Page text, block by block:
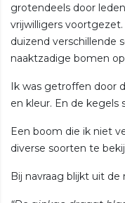
grotendeels door
vrijwilligers
duizend verschillende
naaktzadige bomen
Ik was getroffen door
en kleur. En de kegels
Een boom die ik niet
diverse soorten te
Bij navraag blijkt uit